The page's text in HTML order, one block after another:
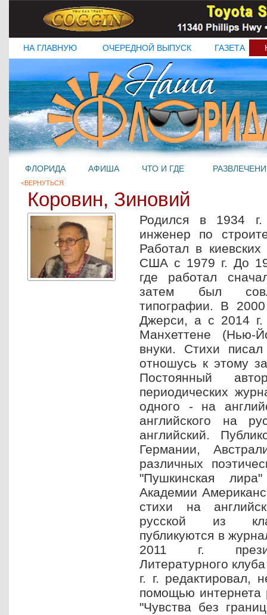
НА ГЛАВНУЮ ОЧЕРЕДНОЙ ВЫПУСК ГАЗЕТА
ФЛОРИДА АФИША ЧТО И ГДЕ
<ВЕРНУТЬСЯ
Коровин, Зиновий
Родился в 1934
инженер по
Работал в
США с 1979 г. До
где работал
затем был
типографии. В
Джерси, а с 2014
Манхеттене
внуки. Стихи
отношусь к этому
Постоянный
периодических
одного - на
английского на
английский.
Германии,
различных
"Пушкинская
Академии
стихи на
русской из
публикуются в
2011 г.
Литературного
г. г. редактировал,
помощью интернета
"Чувства без